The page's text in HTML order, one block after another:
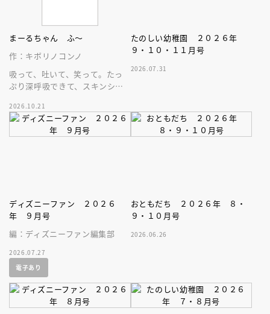
まーるちゃん ふ～
作：キボリノコンノ
吸って、吐いて、笑って。たっ
ぷり深呼吸できて、スキンシッ
家、キボリノコンノ初のファー
ストブック。
2026.10.21
たのしい幼稚園 ２０２６年
９・１０・１１月号
2026.07.31
ディズニーファン ２０２６
年 ９月号
編：ディズニーファン編集部
2026.07.27
電子あり
おともだち ２０２６年 ８・
９・１０月号
2026.06.26